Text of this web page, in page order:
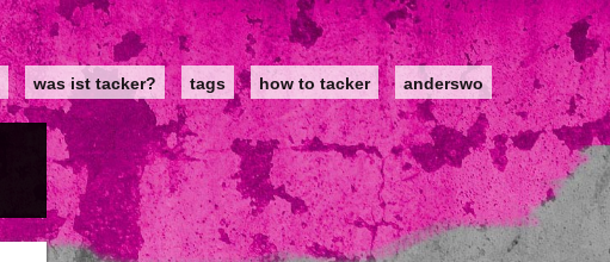
was ist tacker? tags how to tacker anderswo